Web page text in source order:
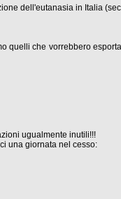
dell'eutanasia in Italia
quelli che vorrebbero
ugualmente inutili!!!
una giornata nel cesso: